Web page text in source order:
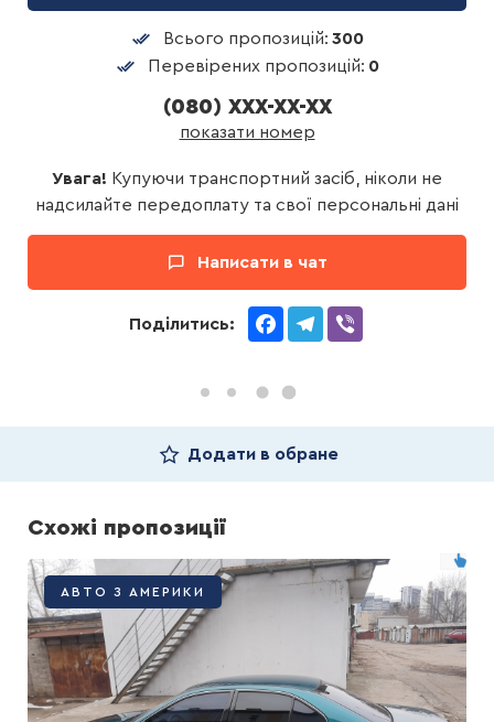
Всього пропозицій: 300
Перевірених пропозицій: 0
(080) XXX-XX-XX
показати номер
Увага! Купуючи транспортний засіб, ніколи не
надсилайте передоплату та свої персональні дані
Написати в чат
Поділитись: FacebookTelegram
Додати в обране
Схожі пропозиції
АВТО З АМЕРИКИ